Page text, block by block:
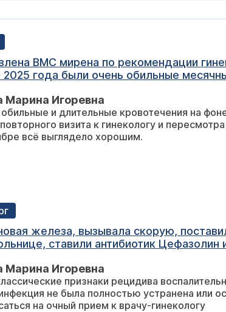
ВМС мирена по рекомендации
года были очень обильные
все хорошо. Но в конце февраля
500 мг три раза в день уже
Марина Игоревна
и длительные кровотечения на
визита к гинекологу и
всё выглядело хорошим.
железа, вызывала скорую,
ставили антибиотик Цефазолин
в этот период заживления начались
Или со временем пройдет?
Марина Игоревна
признаки рецидива
не была полностью устранена или
на очный прием к врачу-гинекологу